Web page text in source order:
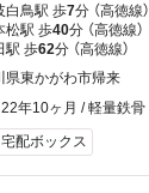
白鳥駅 歩7分 （高徳線）
松駅 歩40分 （高徳線）
駅 歩62分 （高徳線）
県東かがわ市帰来
年10ヶ月 / 軽量鉄骨
宅配ボックス